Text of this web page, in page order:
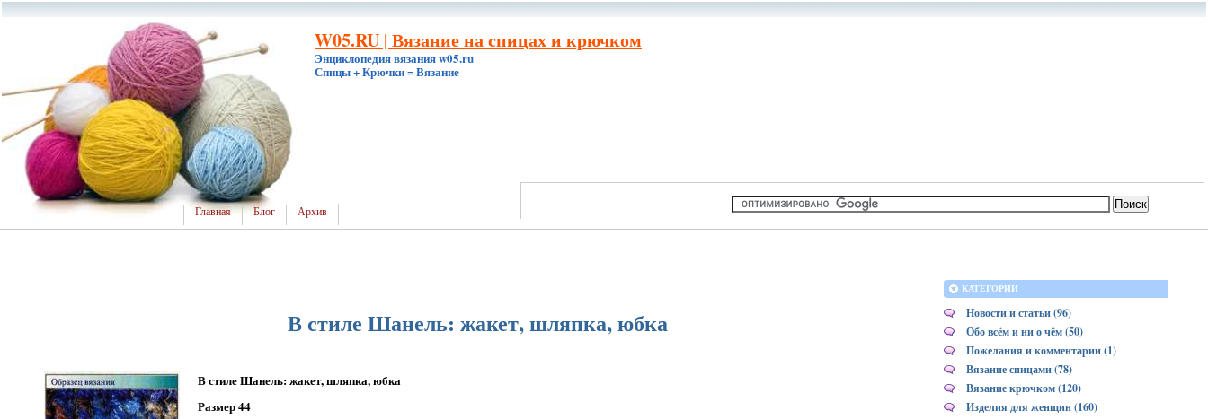
W05.RU | Вязание на спицах и крючком
Энциклопедия вязания w05.ru
Спицы + Крючки = Вязание
Главная Блог Архив
В стиле Шанель: жакет, шляпка, юбка
В стиле Шанель: жакет, шляпка, юбка
Размер 44
КАТЕГОРИИ
Новости и статьи (96)
Обо всём и ни о чём (50)
Пожелания и комментарии (1)
Вязание спицами (78)
Вязание крючком (120)
Изделия для женщин (160)